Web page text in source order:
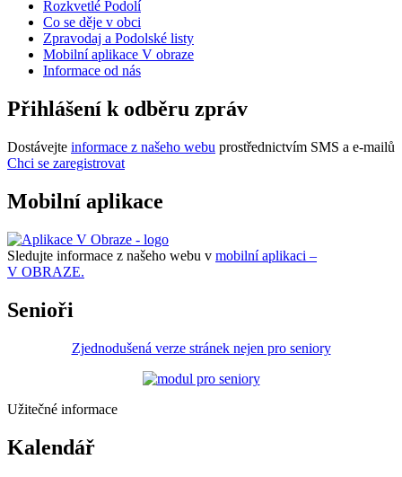
Rozkvetlé Podolí
Co se děje v obci
Zpravodaj a Podolské listy
Mobilní aplikace V obraze
Informace od nás
Přihlášení k odběru zpráv
Dostávejte informace z našeho webu prostřednictvím SMS a e-mailů
Chci se zaregistrovat
Mobilní aplikace
Sledujte informace z našeho webu v mobilní aplikaci –
V OBRAZE.
Senioři
Zjednodušená verze stránek nejen pro seniory
Užitečné informace
Kalendář